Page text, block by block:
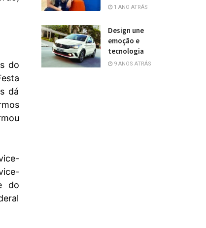
do
dá
do
1 ANO ATRÁS
Design une
emoção e
tecnologia
9 ANOS ATRÁS